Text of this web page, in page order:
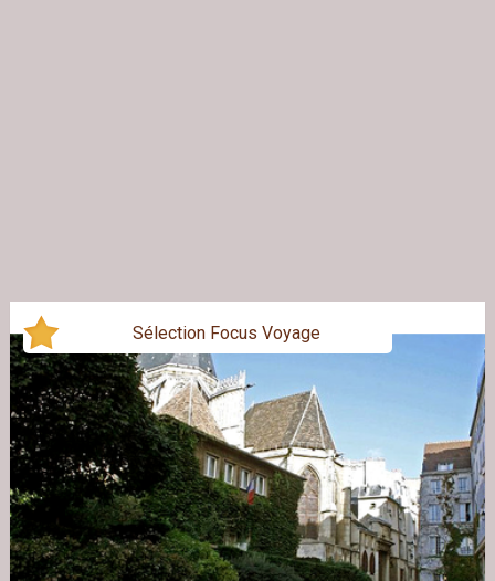
Sélection Focus Voyage